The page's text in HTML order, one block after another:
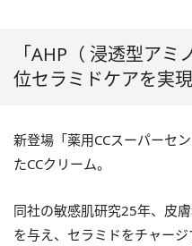
「AHP（ 浸透型ア
位セラミドケアを実現
新登場「薬用CCスーパーセ
たCCクリーム。
同社の敏感肌研究25年、皮
を与え、セラミドをチャージ